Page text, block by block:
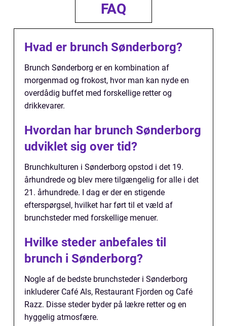
FAQ
Hvad er brunch Sønderborg?
Brunch Sønderborg er en kombination af
morgenmad og frokost, hvor man kan nyde en
overdådig buffet med forskellige retter og
drikkevarer.
Hvordan har brunch Sønderborg
udviklet sig over tid?
Brunchkulturen i Sønderborg opstod i det 19.
århundrede og blev mere tilgængelig for alle i det
21. århundrede. I dag er der en stigende
efterspørgsel, hvilket har ført til et væld af
brunchsteder med forskellige menuer.
Hvilke steder anbefales til
brunch i Sønderborg?
Nogle af de bedste brunchsteder i Sønderborg
inkluderer Café Als, Restaurant Fjorden og Café
Razz. Disse steder byder på lækre retter og en
hyggelig atmosfære.